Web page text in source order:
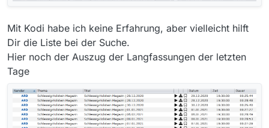
Mit Kodi habe ich keine Erfahrung, aber vielleicht hilft
Dir die Liste bei der Suche.
Hier noch der Auszug der Langfassungen der letzten
Tage